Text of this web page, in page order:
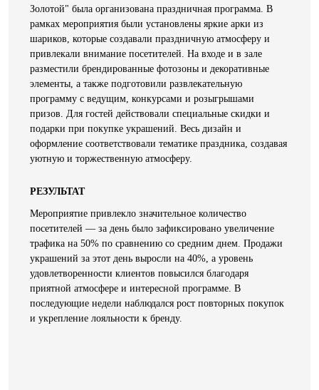
Золотой" была организована праздничная программа. В
рамках мероприятия были установлены яркие арки из
шариков, которые создавали праздничную атмосферу и
привлекали внимание посетителей. На входе и в зале
разместили брендированные фотозоны и декоративные
элементы, а также подготовили развлекательную
программу с ведущим, конкурсами и розыгрышами
призов. Для гостей действовали специальные скидки и
подарки при покупке украшений. Весь дизайн и
оформление соответствовали тематике праздника, создавая
уютную и торжественную атмосферу.
РЕЗУЛЬТАТ
Мероприятие привлекло значительное количество
посетителей — за день было зафиксировано увеличение
трафика на 50% по сравнению со средним днем. Продажи
украшений за этот день выросли на 40%, а уровень
удовлетворенности клиентов повысился благодаря
приятной атмосфере и интересной программе. В
последующие недели наблюдался рост повторных покупок
и укрепление лояльности к бренду.